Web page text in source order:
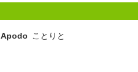
Apodo ことりと